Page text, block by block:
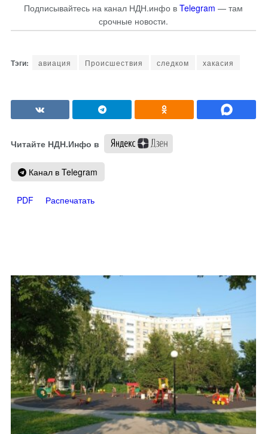
Подписывайтесь на канал НДН.инфо в Telegram — там
срочные новости.
авиация Происшествия следком хакасия
Читайте НДН.Инфо в
Канал в Telegram
PDF Распечатать